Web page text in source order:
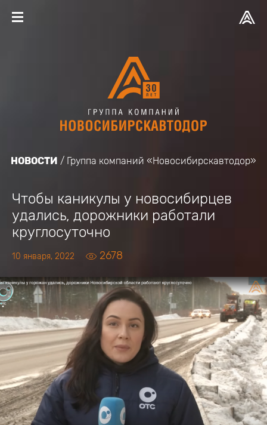
НОВОСТИ Группа компаний «Новосибирскавтодор»
Чтобы каникулы у новосибирцев
удались, дорожники работали
круглосуточно
10 января, 2022 2678